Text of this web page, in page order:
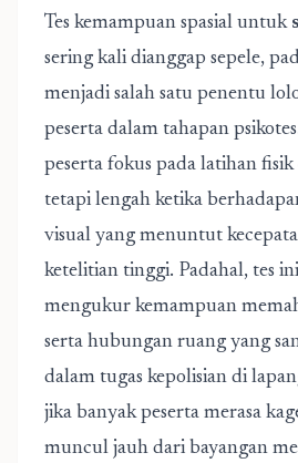
Tes kemampuan spasial untuk
sering kali dianggap sepele,
menjadi salah satu penentu
peserta dalam tahapan
peserta fokus pada latihan
tetapi lengah ketika
visual yang menuntut
ketelitian tinggi. Padahal, tes
mengukur kemampuan
serta hubungan ruang yang
dalam tugas kepolisian di
jika banyak peserta merasa
muncul jauh dari bayangan